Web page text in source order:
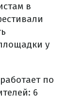
в
у
по
6